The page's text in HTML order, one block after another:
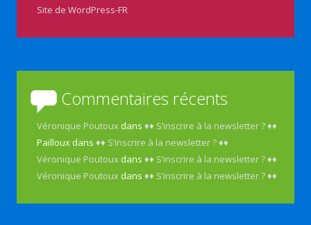
Site de WordPress-FR
Commentaires récents
Véronique Poutoux dans♦♦ S’inscrire à la newsletter ? ♦♦
Pailloux dans♦♦ S’inscrire à la newsletter ? ♦♦
Véronique Poutoux dans♦♦ S’inscrire à la newsletter ? ♦♦
Véronique Poutoux dans♦♦ S’inscrire à la newsletter ? ♦♦